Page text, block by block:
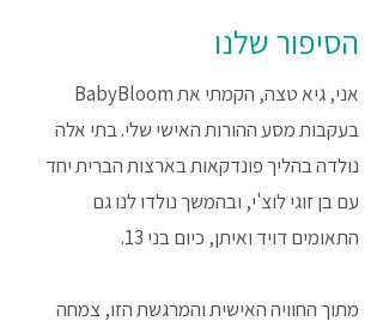
הסיפור שלנו
אני, גיא טצה, הקמתי את BabyBloom
בעקבות מסע ההורות האישי שלי. בתי אלה
נולדה בהליך פונדקאות בארצות הברית יחד
עם בן זוגי לוצ'י, ובהמשך נולדו לנו גם
התאומים דויד ואיתן, כיום בני 13.
מתוך החוויה האישית והמרגשת הזו, צמחה